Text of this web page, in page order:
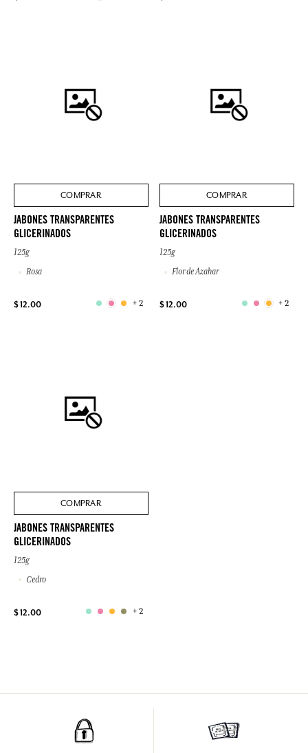
COMPRAR
JABONES TRANSPARENTES
GLICERINADOS
125g
Rosa
$ 12.00 + 2
COMPRAR
JABONES TRANSPARENTES
GLICERINADOS
125g
Flor de Azahar
$ 12.00 + 2
COMPRAR
JABONES TRANSPARENTES
GLICERINADOS
125g
Cedro
$ 12.00 + 2